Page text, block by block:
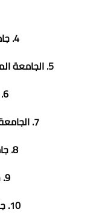
4. جامعة المنصورة الجديدة.
5. الجامعة المصرية للتعلم الإلكترونى الأهلية.
6. جامعة النيل الأهلية.
7. الجامعة الأهلية الفرنسية في مصر.
8. جامعة مصر للمعلوماتية.
9. جامعة حلوان الأهلية.
10. جامعة المنصورة الأهلية.